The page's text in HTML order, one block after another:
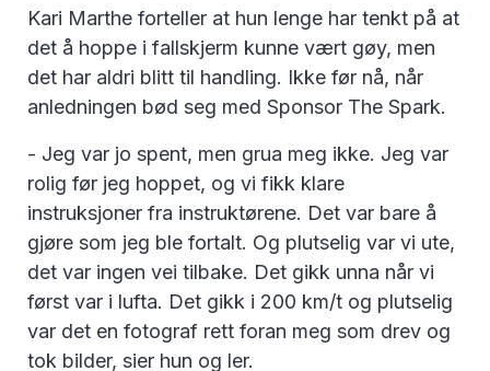
Kari Marthe forteller at hun lenge har tenkt på at
det å hoppe i fallskjerm kunne vært gøy, men
det har aldri blitt til handling. Ikke før nå, når
anledningen bød seg med Sponsor The Spark.
- Jeg var jo spent, men grua meg ikke. Jeg var
rolig før jeg hoppet, og vi fikk klare
instruksjoner fra instruktørene. Det var bare å
gjøre som jeg ble fortalt. Og plutselig var vi ute,
det var ingen vei tilbake. Det gikk unna når vi
først var i lufta. Det gikk i 200 km/t og plutselig
var det en fotograf rett foran meg som drev og
tok bilder, sier hun og ler.